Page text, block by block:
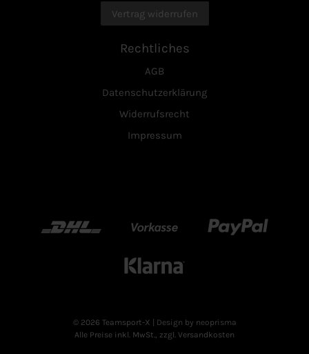
Vertrag widerrufen
Rechtliches
AGB
Datenschutzerklärung
Widerrufsrecht
Impressum
DHL Vorkasse Paypal
Klarn
© 2026 Teamsport-X
| Design by neoprisma
Alle Preise inkl. MwSt., zzgl. Versandkosten